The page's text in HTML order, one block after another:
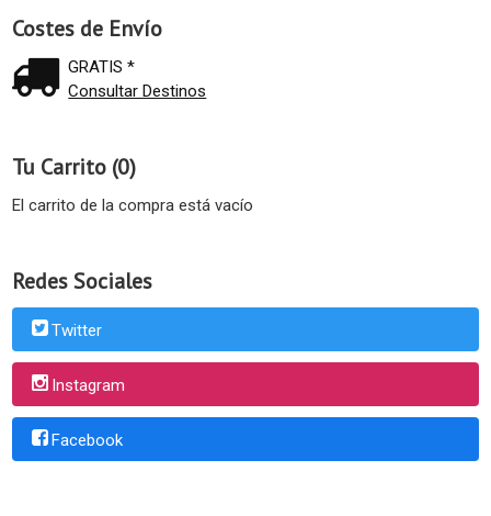
Costes de Envío
GRATIS *
Consultar Destinos
Tu Carrito (0)
El carrito de la compra está vacío
Redes Sociales
Twitter
Instagram
Facebook